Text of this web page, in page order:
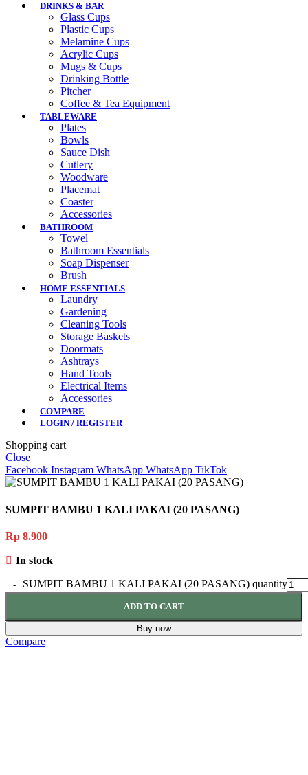
DRINKS & BAR
Glass Cups
Plastic Cups
Melamine Cups
Acrylic Cups
Mugs & Cups
Drinking Bottle
Pitcher
Coffee & Tea Equipment
TABLEWARE
Plates
Bowls
Sauce Dish
Cutlery
Woodware
Placemat
Coaster
Accessories
BATHROOM
Towel
Bathroom Essentials
Soap Dispenser
Brush
HOME ESSENTIALS
Laundry
Gardening
Cleaning Tools
Storage Baskets
Doormats
Ashtrays
Hand Tools
Electrical Items
Accessories
COMPARE
LOGIN / REGISTER
Shopping cart
Close
Facebook Instagram WhatsApp WhatsApp TikTok
SUMPIT BAMBU 1 KALI PAKAI (20 PASANG)
Rp 8.900
In stock
SUMPIT BAMBU 1 KALI PAKAI (20 PASANG) quantity
ADD TO CART
Buy now
Compare